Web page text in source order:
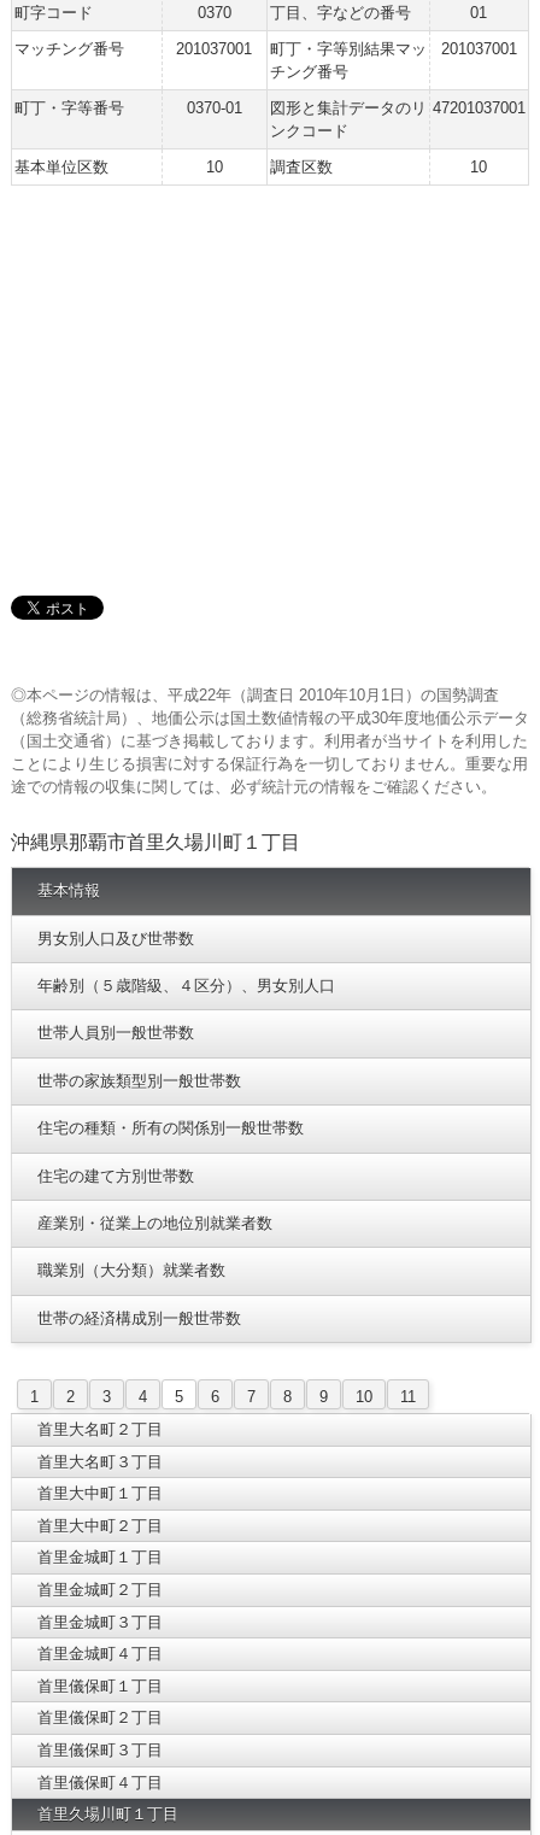
町字コード 0370 丁目、字などの番号
01
マッチング番号
201037001
町丁・字等別結果マッ
チング番号
201037001
町丁・字等番号 0370-01
図形と集計データのリ
ンクコード
47201037001
基本単位区数 10 調査区数 10
◎本ページの情報は、平成22年（調査日 2010年10月1日）の国勢調査
（総務省統計局）、地価公示は国土数値情報の平成30年度地価公示データ
（国土交通省）に基づき掲載しております。利用者が当サイトを利用した
ことにより生じる損害に対する保証行為を一切しておりません。重要な用
途での情報の収集に関しては、必ず統計元の情報をご確認ください。
沖縄県那覇市首里久場川町１丁目
基本情報
男女別人口及び世帯数
年齢別（５歳階級、４区分）、男女別人口
世帯人員別一般世帯数
世帯の家族類型別一般世帯数
住宅の種類・所有の関係別一般世帯数
住宅の建て方別世帯数
産業別・従業上の地位別就業者数
職業別（大分類）就業者数
世帯の経済構成別一般世帯数
1 2 3 4 5 6 7 8 9 10
11
首里大名町２丁目
首里大名町３丁目
首里大中町１丁目
首里大中町２丁目
首里金城町１丁目
首里金城町２丁目
首里金城町３丁目
首里金城町４丁目
首里儀保町１丁目
首里儀保町２丁目
首里儀保町３丁目
首里儀保町４丁目
首里久場川町１丁目